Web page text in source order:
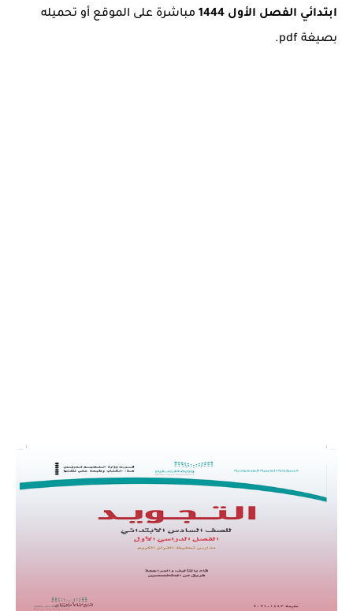
ابتدائي الفصل الأول 1444
مباشرة على الموقع أو تحميله
بصيغة pdf.